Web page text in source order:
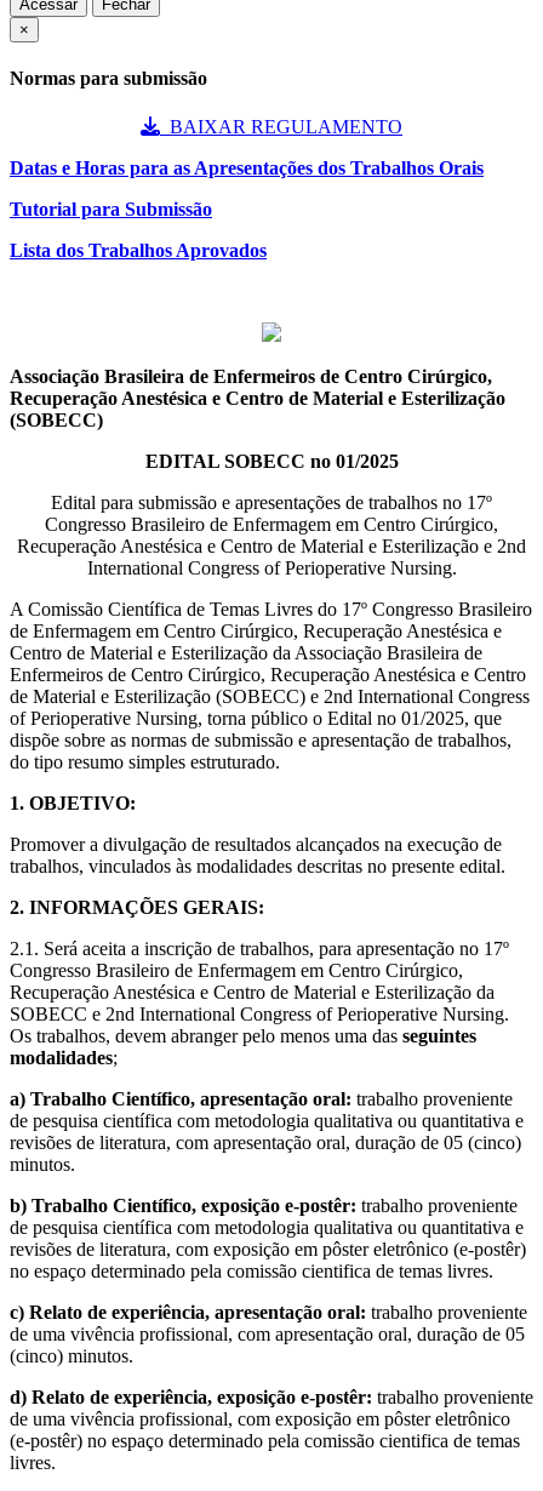
Acessar
Fechar
×
Normas para submissão
BAIXAR REGULAMENTO
Datas e Horas para as Apresentações dos Trabalhos Orais
Tutorial para Submissão
Lista dos Trabalhos Aprovados
Associação Brasileira de Enfermeiros de Centro Cirúrgico,
Recuperação Anestésica e Centro de Material e Esterilização
(SOBECC)
EDITAL SOBECC no 01/2025
Edital para submissão e apresentações de trabalhos no 17º
Congresso Brasileiro de Enfermagem em Centro Cirúrgico,
Recuperação Anestésica e Centro de Material e Esterilização e 2nd
International Congress of Perioperative Nursing.
A Comissão Científica de Temas Livres do 17º Congresso Brasileiro
de Enfermagem em Centro Cirúrgico, Recuperação Anestésica e
Centro de Material e Esterilização da Associação Brasileira de
Enfermeiros de Centro Cirúrgico, Recuperação Anestésica e Centro
de Material e Esterilização (SOBECC) e 2nd International Congress
of Perioperative Nursing, torna público o Edital no 01/2025, que
dispõe sobre as normas de submissão e apresentação de trabalhos,
do tipo resumo simples estruturado.
1. OBJETIVO:
Promover a divulgação de resultados alcançados na execução de
trabalhos, vinculados às modalidades descritas no presente edital.
2. INFORMAÇÕES GERAIS:
2.1. Será aceita a inscrição de trabalhos, para apresentação no 17º
Congresso Brasileiro de Enfermagem em Centro Cirúrgico,
Recuperação Anestésica e Centro de Material e Esterilização da
SOBECC e 2nd International Congress of Perioperative Nursing.
Os trabalhos, devem abranger pelo menos uma das seguintes
modalidades;
a) Trabalho Científico, apresentação oral: trabalho proveniente
de pesquisa científica com metodologia qualitativa ou quantitativa e
revisões de literatura, com apresentação oral, duração de 05 (cinco)
minutos.
b) Trabalho Científico, exposição e-postêr: trabalho proveniente
de pesquisa científica com metodologia qualitativa ou quantitativa e
revisões de literatura, com exposição em pôster eletrônico (e-postêr)
no espaço determinado pela comissão cientifica de temas livres.
c) Relato de experiência, apresentação oral: trabalho proveniente
de uma vivência profissional, com apresentação oral, duração de 05
(cinco) minutos.
d) Relato de experiência, exposição e-postêr: trabalho proveniente
de uma vivência profissional, com exposição em pôster eletrônico
(e-postêr) no espaço determinado pela comissão cientifica de temas
livres.